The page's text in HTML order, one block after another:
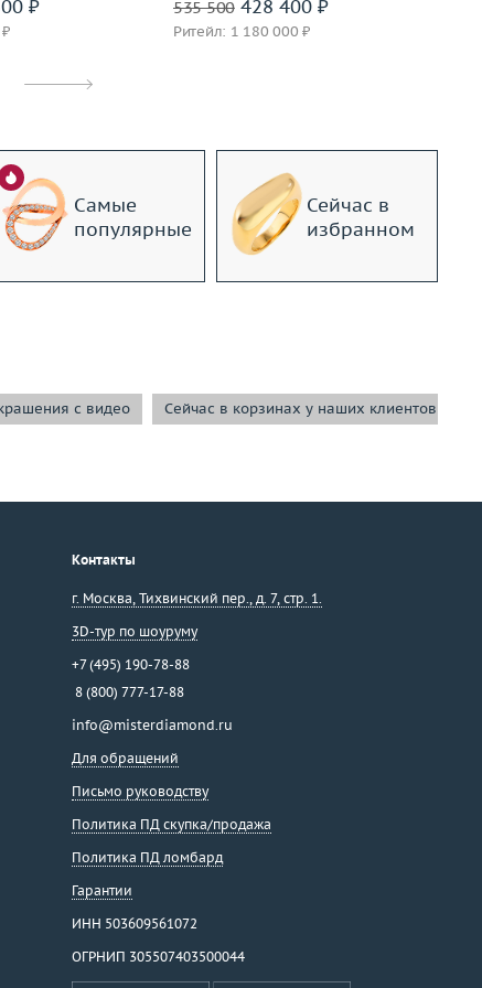
₽ 535 500428 400 ₽
Ритейл: 1 180 000 ₽
Самые
популярные
Сейчас в
избранном
с видео Сейчас в корзинах у наших клиентов
Контакты
г. Москва, Тихвинский пер., д. 7, стр. 1.
3D-тур по шоуруму
+7 (495) 190-78-88
8 (800) 777-17-88
info@misterdiamond.ru
Для обращений
Письмо руководству
Политика ПД скупка/продажа
Политика ПД ломбард
Гарантии
ИНН 503609561072
ОГРНИП 305507403500044